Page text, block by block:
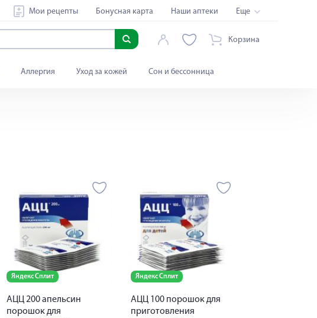
Мои рецепты Бонусная карта Наши аптеки Еще
Корзина
Аллергия Уход за кожей Сон и бессонница
Яндекс Сплит
АЦЦ 200 апельсин
порошок для
Яндекс Сплит
АЦЦ 100 порошок для
приготовления